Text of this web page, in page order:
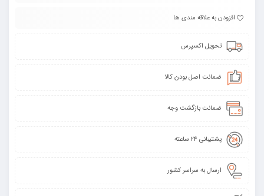
افزودن به علاقه مندی ها
تحویل اکسپرس
ضمانت اصل بودن کالا
ضمانت بازگشت وجه
پشتیبانی 24 ساعته
ارسال به سراسر کشور